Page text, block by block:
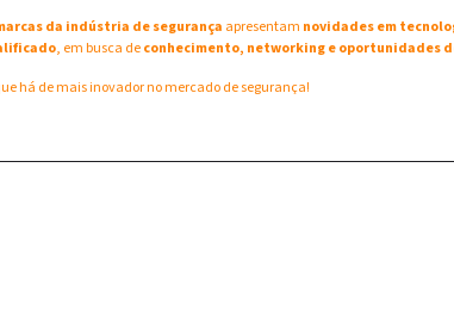
da indústria de segurança apresentam novidades em
, em busca deconhecimento, networking e oportunidades
há de mais inovador no mercado de segurança!